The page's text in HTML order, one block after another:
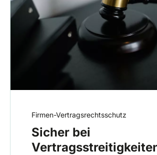
Firmen-Vertragsrechtsschutz
Sicher bei